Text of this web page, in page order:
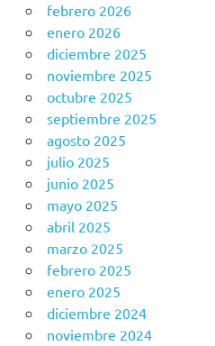
febrero 2026
enero 2026
diciembre 2025
noviembre 2025
octubre 2025
septiembre 2025
agosto 2025
julio 2025
junio 2025
mayo 2025
abril 2025
marzo 2025
febrero 2025
enero 2025
diciembre 2024
noviembre 2024